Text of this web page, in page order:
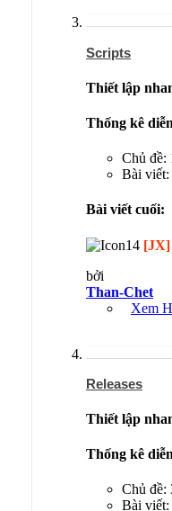
Scripts
Thiết lập
Thống kê
Chủ đề:
Bài viết:
Bài viết cuối:
[JX]
bởi
Than-Chet
Xem
Releases
Thiết lập
Thống kê
Chủ đề:
Bài viết: